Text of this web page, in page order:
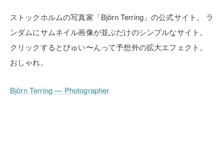
ストックホルムの写真家「Björn Terring」の公式サイト。
ラ
ンダムにサムネイル画像が並ぶだけのシンプルなサイト。
クリックするとびゅい〜んって予想外の拡大エフェクト。
おしゃれ。
Björn Terring — Photographer